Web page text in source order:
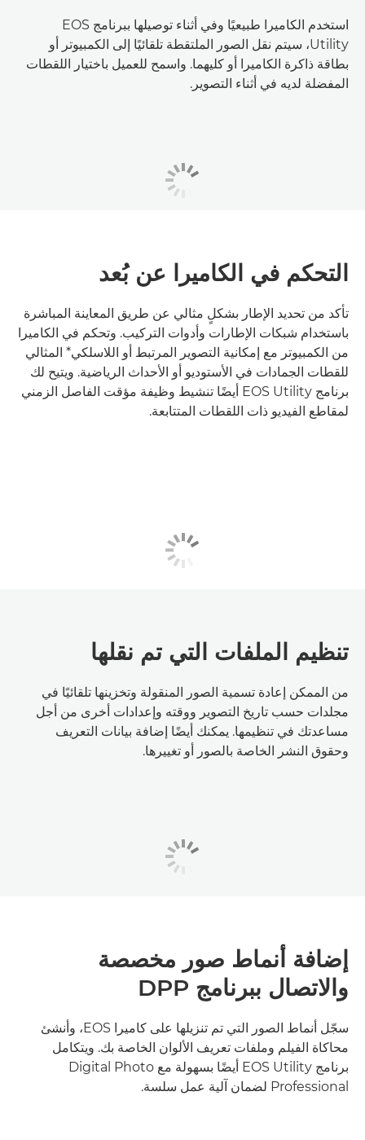
استخدم الكاميرا طبيعيًا وفي أثناء توصيلها ببرنامج EOS
Utility، سيتم نقل الصور الملتقطة تلقائيًا إلى الكمبيوتر أو
بطاقة ذاكرة الكاميرا أو كليهما. واسمح للعميل باختيار اللقطات
المفضلة لديه في أثناء التصوير.
التحكم في الكاميرا عن بُعد
تأكد من تحديد الإطار بشكلٍ مثالي عن طريق المعاينة المباشرة
باستخدام شبكات الإطارات وأدوات التركيب. وتحكم في الكاميرا
من الكمبيوتر مع إمكانية التصوير المرتبط أو اللاسلكي* المثالي
للقطات الجمادات في الأستوديو أو الأحداث الرياضية. ويتيح لك
برنامج EOS Utility أيضًا تنشيط وظيفة مؤقت الفاصل الزمني
لمقاطع الفيديو ذات اللقطات المتتابعة.
تنظيم الملفات التي تم نقلها
من الممكن إعادة تسمية الصور المنقولة وتخزينها تلقائيًا في
مجلدات حسب تاريخ التصوير ووقته وإعدادات أخرى من أجل
مساعدتك في تنظيمها. يمكنك أيضًا إضافة بيانات التعريف
وحقوق النشر الخاصة بالصور أو تغييرها.
إضافة أنماط صور مخصصة
والاتصال ببرنامج DPP
سجّل أنماط الصور التي تم تنزيلها على كاميرا EOS، وأنشئ
محاكاة الفيلم وملفات تعريف الألوان الخاصة بك. ويتكامل
برنامج EOS Utility أيضًا بسهولة مع Digital Photo
Professional لضمان آلية عمل سلسة.